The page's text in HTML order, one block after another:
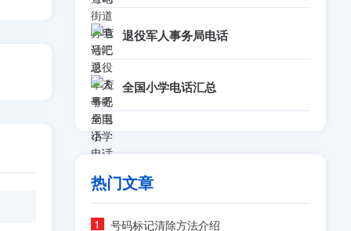
退役军人事务局电话
全国小学电话汇总
热门文章
号码标记清除方法介绍